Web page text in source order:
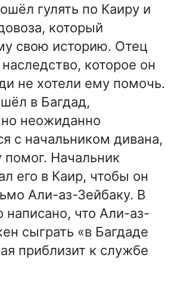
гулять по Каиру и
который
свою историю. Отец
которое он
не хотели ему помочь.
в Багдад,
неожиданно
с начальником дивана,
Начальник
его в Каир, чтобы он
Али-аз-Зейбаку. В
что Али-аз-
сыграть «в Багдаде
приблизит к службе